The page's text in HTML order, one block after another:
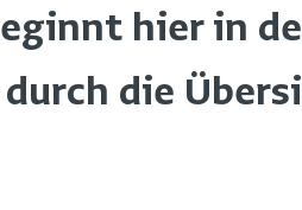
hier in
die